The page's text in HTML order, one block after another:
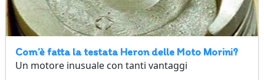
Com’è fatta la testata Heron delle Moto Morini?
Un motore inusuale con tanti vantaggi